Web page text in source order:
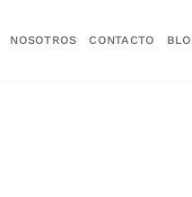
NOSOTROS CONTACTO